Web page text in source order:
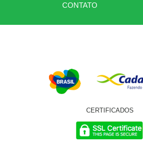
CONTATO
CERTIFICADOS